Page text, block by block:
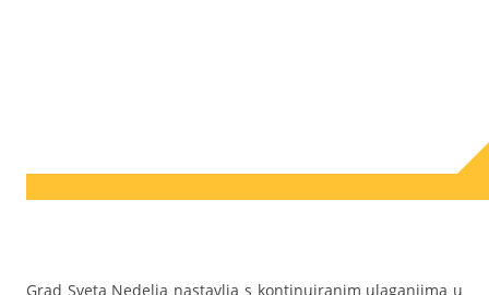
Grad Sveta Nedelja nastavlja s kontinuiranim ulaganjima u